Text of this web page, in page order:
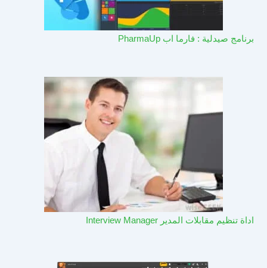
برنامج صيدلية : فارما اب PharmaUp​
اداة تنظيم مقابلات المدير Interview Manager